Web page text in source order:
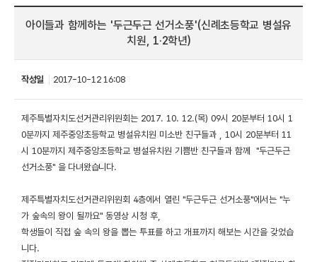
아이들과 함께하는 '두근두근 선거소풍'(신례초등학교 병설유
치원, 1·2학년)
작성일 2017-10-12 16:08
제주특별자치도선거관리위원회는 2017. 10. 12.(목) 09시 20분부터 10시 1
0분까지 제주중앙초등학교 병설유치원 미소반 친구들과 , 10시 20분부터 11
시 10분까지 제주중앙초등학교 병설유치원 기쁨반 친구들과 함께 "두근두근
선거소풍" 을 다녀왔습니다.
제주특별자치도선거관리위원회 4층에서 열린 "두근두근 선거소풍"에서는 "누
가 숲속의 왕이 될까요" 동영상 시청 후,
학생들이 직접 숲 속의 왕을 뽑는 투표를 하고 개표까지 해보는 시간을 갖었습
니다.